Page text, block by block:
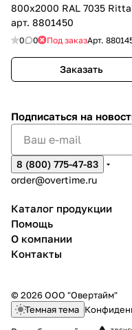
800х2000 RAL 7035
арт. 8801450
0 0 Под заказАрт.
Заказать
Подписаться на
8 (800) 775-47-83
order@overtime.ru
Каталог продукции
Помощь
О компании
Контакты
© 2026 ООО "Овертайм"
Темная тема